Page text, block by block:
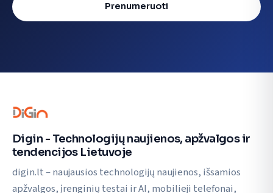
Prenumeruoti
Digin - Technologijų naujienos, apžvalgos ir
tendencijos Lietuvoje
digin.lt – naujausios technologijų naujienos, išsamios
apžvalgos, įrenginių testai ir AI, mobilieji telefonai,